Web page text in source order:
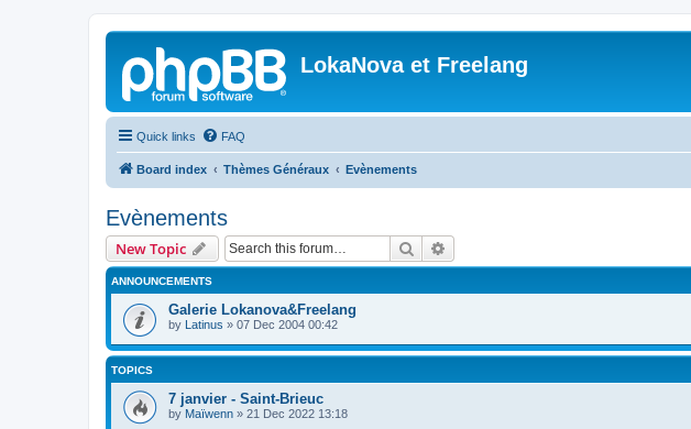
LokaNova et Freelang
Quick links FAQ
Board index Thèmes Généraux Evènements
Evènements
New Topic Search
ANNOUNCEMENTS
Galerie Lokanova&Freelang
by Latinus » 07 Dec 2004 00:42
TOPICS
7 janvier - Saint-Brieuc
by Maïwenn » 21 Dec 2022 13:18